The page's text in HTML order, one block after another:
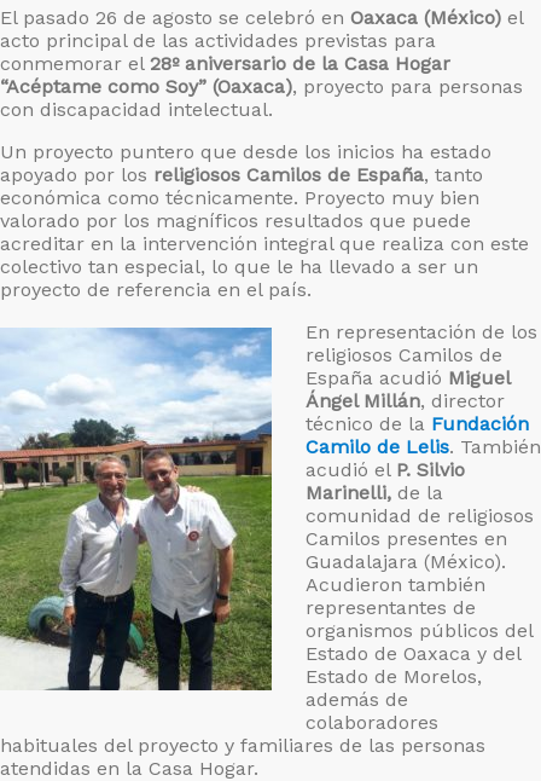
El pasado 26 de agosto se celebró en Oaxaca (México) el
acto principal de las actividades previstas para
conmemorar el 28º aniversario de la Casa Hogar
“Acéptame como Soy” (Oaxaca), proyecto para personas
con discapacidad intelectual.
Un proyecto puntero que desde los inicios ha estado
apoyado por los religiosos Camilos de España, tanto
económica como técnicamente. Proyecto muy bien
valorado por los magníficos resultados que puede
acreditar en la intervención integral que realiza con este
colectivo tan especial, lo que le ha llevado a ser un
proyecto de referencia en el país.
En representación de los
religiosos Camilos de
España acudió Miguel
Ángel Millán, director
técnico de la Fundación
Camilo de Lelis. También
acudió el P. Silvio
Marinelli, de la
comunidad de religiosos
Camilos presentes en
Guadalajara (México).
Acudieron también
representantes de
organismos públicos del
Estado de Oaxaca y del
Estado de Morelos,
además de
colaboradores
habituales del proyecto y familiares de las personas
atendidas en la Casa Hogar.